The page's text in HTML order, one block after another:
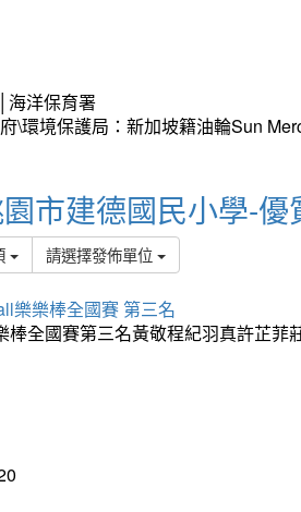
海洋保育署
\環境保護局：新加坡籍油輪Sun
市建德國民小學-優
請選擇發佈單位
樂樂棒全國賽 第三名
棒全國賽第三名黃敬程紀羽真許芷